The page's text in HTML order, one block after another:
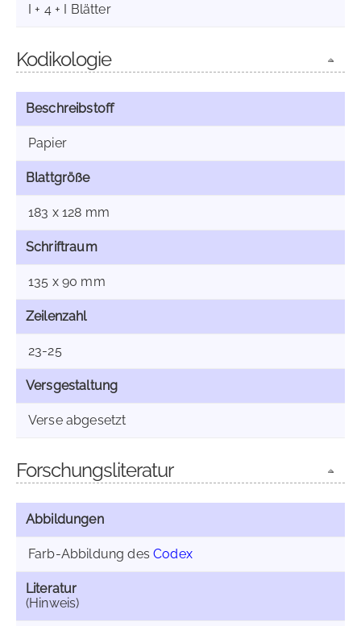
I + 4 + I Blätter
Kodikologie
Beschreibstoff
Papier
Blattgröße
183 x 128 mm
Schriftraum
135 x 90 mm
Zeilenzahl
23-25
Versgestaltung
Verse abgesetzt
Forschungsliteratur
Abbildungen
Farb-Abbildung desCodex
Literatur
(Hinweis)